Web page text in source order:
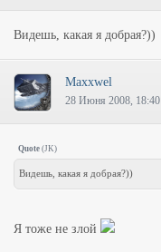
Видешь, какая я добрая?))
Maxxwel
28 Июня 2008, 18:40
Quote (JK)
Видешь, какая я добрая?))
Я тоже не злой